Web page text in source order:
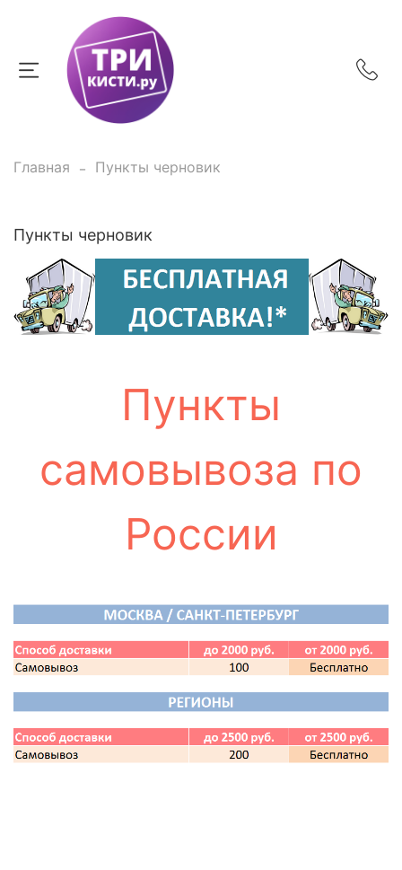
Главная Пункты черновик
Пункты черновик
Пункты
самовывоза по
России